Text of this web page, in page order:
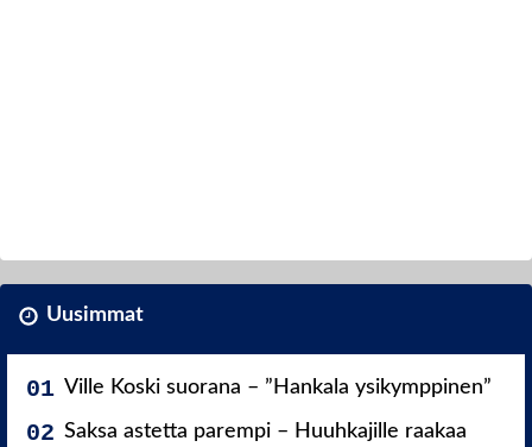
Uusimmat
Ville Koski suorana – ”Hankala ysikymppinen”
Saksa astetta parempi – Huuhkajille raakaa